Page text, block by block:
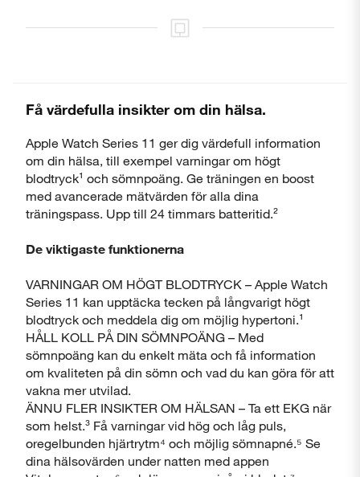
Få värdefulla insikter om din hälsa.
Apple Watch Series 11 ger dig värdefull information
om din hälsa, till exempel varningar om högt
blodtryck¹ och sömnpoäng. Ge träningen en boost
med avancerade mätvärden för alla dina
träningspass. Upp till 24 timmars batteritid.²
De viktigaste funktionerna
VARNINGAR OM HÖGT BLODTRYCK – Apple Watch
Series 11 kan upptäcka tecken på långvarigt högt
blodtryck och meddela dig om möjlig hypertoni.¹
HÅLL KOLL PÅ DIN SÖMNPOÄNG – Med
sömnpoäng kan du enkelt mäta och få information
om kvaliteten på din sömn och vad du kan göra för att
vakna mer utvilad.
ÄNNU FLER INSIKTER OM HÄLSAN – Ta ett EKG när
som helst.³ Få varningar vid hög och låg puls,
oregelbunden hjärtrytm⁴ och möjlig sömnapné.⁵ Se
dina hälsovärden under natten med appen